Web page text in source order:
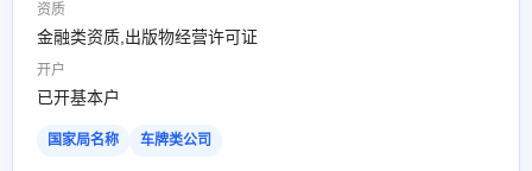
资质
金融类资质,出版物经营许可证
开户
已开基本户
国家局名称 车牌类公司